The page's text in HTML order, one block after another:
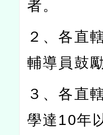
者。
２、各直
輔導員鼓
３、各直
學達 10年